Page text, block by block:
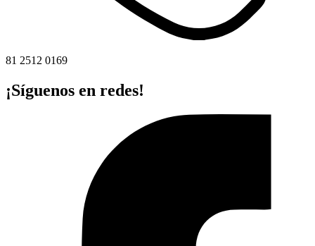
81 2512 0169
¡Síguenos en redes!